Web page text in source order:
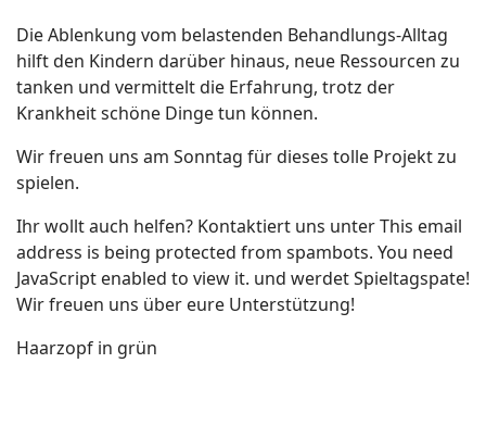
Die Ablenkung vom belastenden Behandlungs-Alltag
hilft den Kindern darüber hinaus, neue Ressourcen zu
tanken und vermittelt die Erfahrung, trotz der
Krankheit schöne Dinge tun können.
Wir freuen uns am Sonntag für dieses tolle Projekt zu
spielen.
Ihr wollt auch helfen? Kontaktiert uns unterThis email
address is being protected from spambots. You need
JavaScript enabled to view it. und werdet Spieltagspate!
Wir freuen uns über eure Unterstützung!
Haarzopf in grün